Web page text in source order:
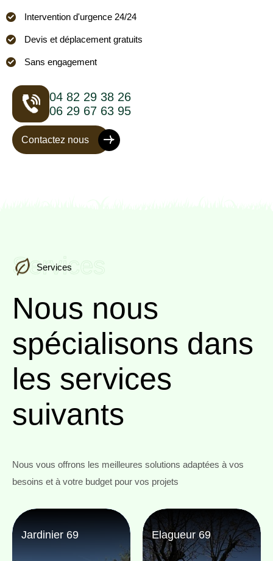
Intervention d'urgence 24/24
Devis et déplacement gratuits
Sans engagement
04 82 29 38 26
06 29 67 63 95
Contactez nous
Services
Services
Nous nous
spécialisons dans
les services
suivants
Nous vous offrons les meilleures solutions adaptées à vos
besoins et à votre budget pour vos projets
Jardinier 69 Elagueur 69